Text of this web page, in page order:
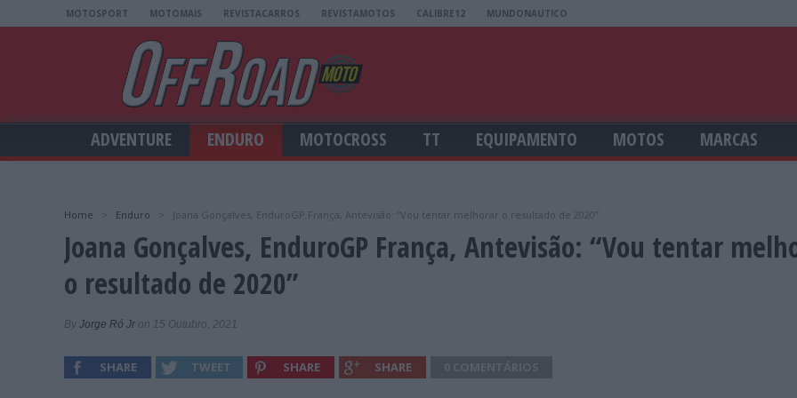
MOTOSPORT MOTOMAIS REVISTACARROS REVISTAMOTOS CALIBRE12 MUNDONAUTICO
ADVENTURE ENDURO MOTOCROSS TT EQUIPAMENTO MOTOS MARCAS
Home Enduro Joana Gonçalves, EnduroGP França, Antevisão: “Vou tentar melhorar o resultado de 2020”
Joana Gonçalves, EnduroGP França, Antevisão: “Vou tentar
o resultado de 2020”
By Jorge Ró Jr on 15 Outubro, 2021
SHARE TWEET SHARE SHARE